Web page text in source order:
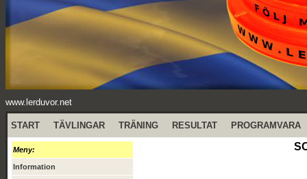
www.lerduvor.net
START TÄVLINGAR TRÄNING RESULTAT PROGRAMVARA
Meny:
Information